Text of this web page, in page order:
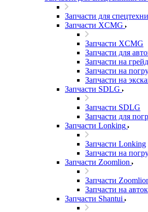
Запчасти для
Запчасти XCMG
Запчасти XCMG
Запчасти для
Запчасти на
Запчасти на
Запчасти на
Запчасти SDLG
Запчасти SDLG
Запчасти для
Запчасти Lonking
Запчасти Lonking
Запчасти на
Запчасти Zoomlion
Запчасти
Запчасти на
Запчасти Shantui